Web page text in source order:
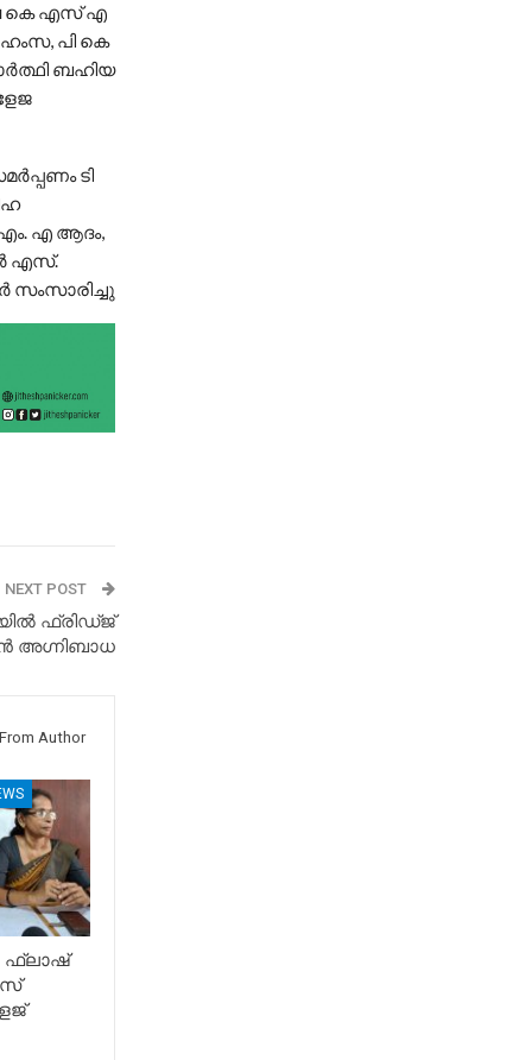
കെ എസ് എ
പി കെ
ബഹിയ
ടി
എ ആദം,
എസ്.
NEXT POST
ഫ്രിഡ്ജ്
അഗ്നിബാധ
Author
ഫ്ലാഷ്